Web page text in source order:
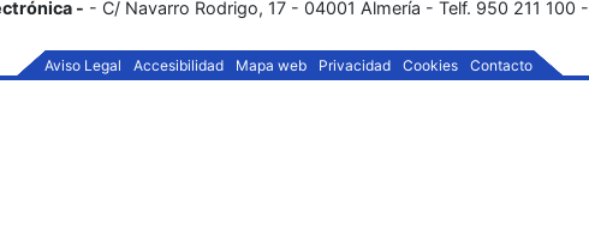
- - C/ Navarro Rodrigo, 17 - 04001 Almería - Telf. 950 211 100 -
Aviso Legal Accesibilidad Mapa web Privacidad Cookies Contacto